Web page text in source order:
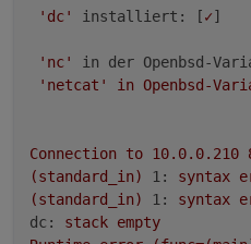
'dc' installiert: [✓]
'nc' in der Openbsd-
'netcat'
in Openbsd-
Connection to 10.0.0.210
(standard_in)
1: syntax
(standard_in)
1: syntax
dc:
stack empty